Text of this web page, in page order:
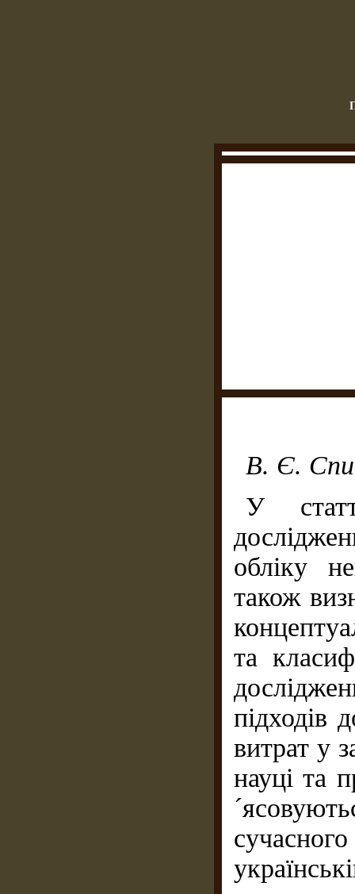
В. Є.
У
обліку
також
та
підходів
витрат у
науці та